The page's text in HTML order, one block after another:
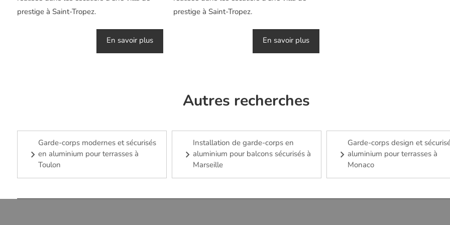
prestige à Saint-Tropez.
En savoir plus
prestige à Saint-Tropez.
En savoir plus
Autres recherches
Garde-corps modernes et sécurisés
en aluminium pour terrasses à
Toulon
Installation de garde-corps en
aluminium pour balcons sécurisés à
Marseille
Garde-corps design et
aluminium pour terrasses à
Monaco